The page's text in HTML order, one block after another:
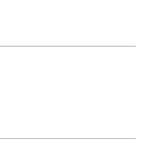
Décoration